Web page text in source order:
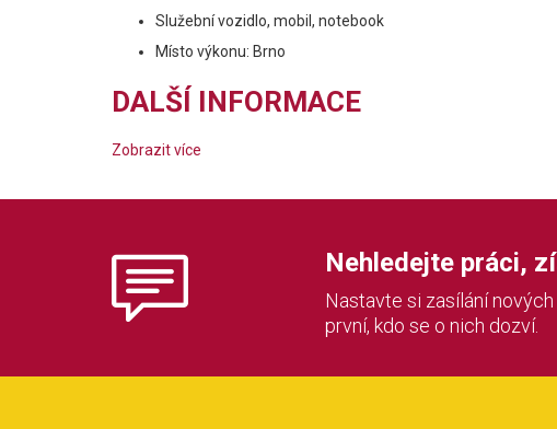
Služební vozidlo, mobil, notebook
Místo výkonu: Brno
DALŠÍ INFORMACE
Zobrazit více
Nehledejte práci,
Nastavte si zasílání
první, kdo se o nich dozví.